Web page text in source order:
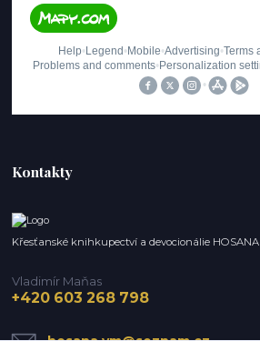
Kontakty
Křesťanské knihkupectví a devocionálie HOSANA
Vladimír Maňas
+420 603 268 798